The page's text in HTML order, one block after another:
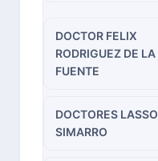
DOCTOR FELIX
RODRIGUEZ DE LA
FUENTE
DOCTORES LASSO
SIMARRO